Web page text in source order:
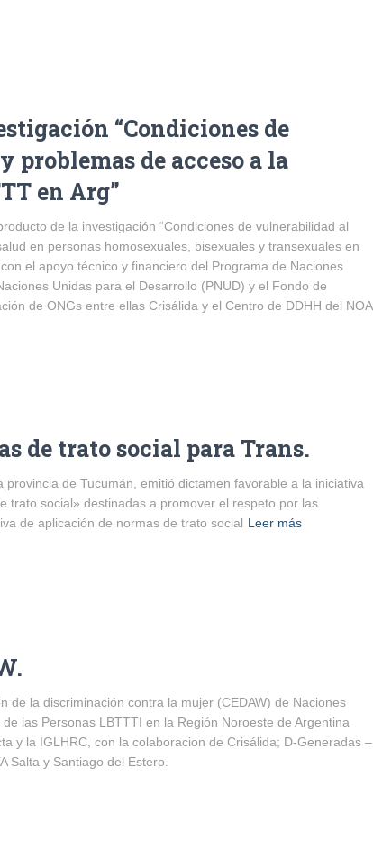
“Condiciones de
de acceso a la
en Arg”
de la investigación “Condiciones de vulnerabilidad al
en personas homosexuales, bisexuales y transexuales en
el apoyo técnico y financiero del Programa de Naciones
Unidas para el Desarrollo (PNUD) y el Fondo de
de ONGs entre ellas Crisálida y el Centro de DDHH del NOA
de trato social para Trans.
de Tucumán, emitió dictamen favorable a la iniciativa
trato social» destinadas a promover el respeto por las
de aplicación de normas de trato social Leer más
de la discriminación contra la mujer (CEDAW) de Naciones
las Personas LBTTTI en la Región Noroeste de Argentina
y la IGLHRC, con la colaboracion de Crisálida; D-Generadas –
Salta y Santiago del Estero.